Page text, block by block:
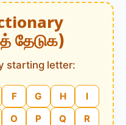
தேடுக)
starting letter:
F G H
I
O P Q
R